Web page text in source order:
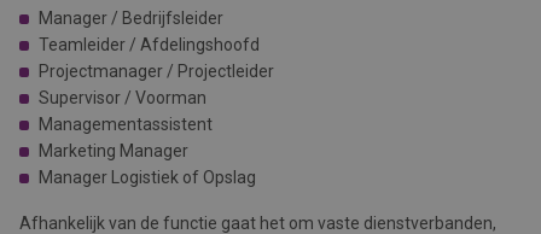
Manager / Bedrijfsleider
Teamleider / Afdelingshoofd
Projectmanager / Projectleider
Supervisor / Voorman
Managementassistent
Marketing Manager
Manager Logistiek of Opslag
Afhankelijk van de functie gaat het om vaste dienstverbanden,